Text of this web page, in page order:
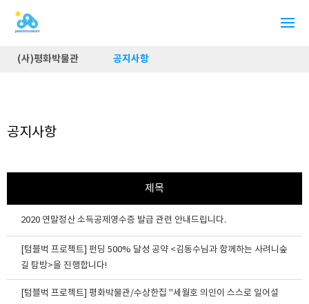
(사)평화박물관 공지사항
공지사항
제목
2020 연말정산 소득공제영수증 발급 관련 안내드립니다.
[텀블벅 프로젝트] 펀딩 500% 달성 공약 <김동수님과 함께하는 사려니숲
길 탐방>을 진행합니다!
[텀블벅 프로젝트] 평화박물관/수상한집 "세월호 의인이 스스로 일어설